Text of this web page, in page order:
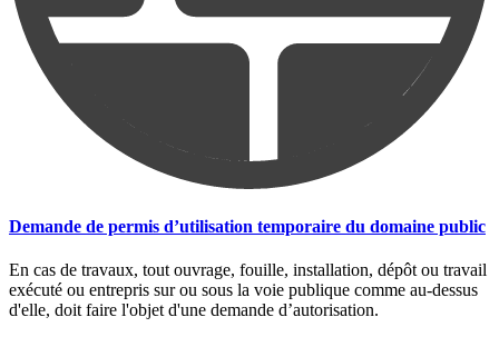
Demande de permis d’utilisation temporaire du domaine public
En cas de travaux, tout ouvrage, fouille, installation, dépôt ou travail
exécuté ou entrepris sur ou sous la voie publique comme au-dessus
d'elle, doit faire l'objet d'une demande d’autorisation.